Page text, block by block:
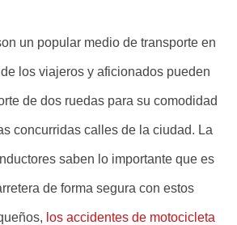
un popular medio de transporte en
los viajeros y aficionados pueden
de dos ruedas para su comodidad
concurridas calles de la ciudad. La
saben lo importante que es
de forma segura con estos
los accidentes de motocicleta